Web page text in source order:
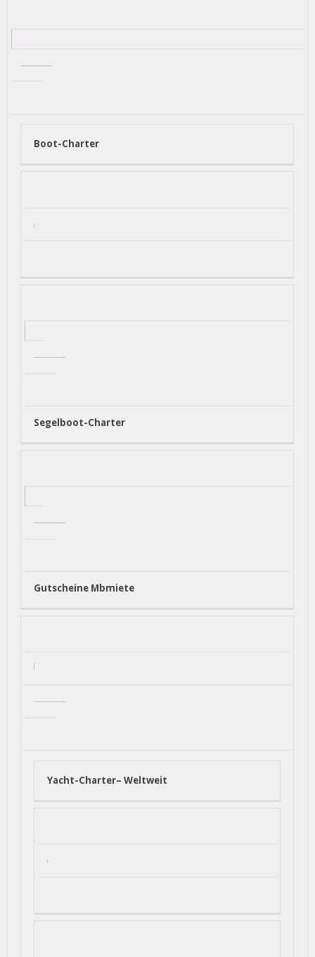
Boot-Charter
Segelboot-Charter
Gutscheine Mbmiete
Yacht-Charter– Weltweit